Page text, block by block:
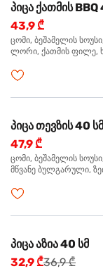
პიცა ქათმის BBQ
43,9 ₾
ცომი, ბეშამელის
ლორი, ქათმის ფილე,
პიცა თევზის 40 სმ
47,9 ₾
ცომი, ბეშამელის
მწვანე ბულგარული,
ორეგანო
პიცა აზია 40 სმ
32,9 ₾36,9 ₾